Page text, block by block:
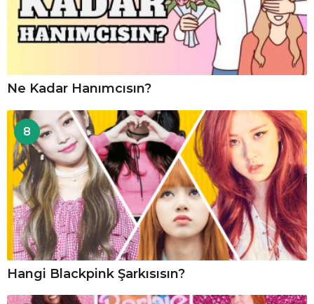
Ne Kadar Hanımcısın?
8
Hangi Blackpink Şarkısısın?